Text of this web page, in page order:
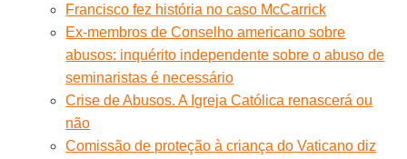
Francisco fez história no caso McCarrick
Ex-membros de Conselho americano sobre
abusos: inquérito independente sobre o abuso de
seminaristas é necessário
Crise de Abusos. A Igreja Católica renascerá ou
não
Comissão de proteção à criança do Vaticano diz